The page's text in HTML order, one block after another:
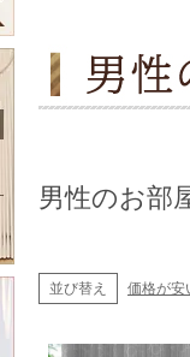
男性のお部
並び替え 価格が安